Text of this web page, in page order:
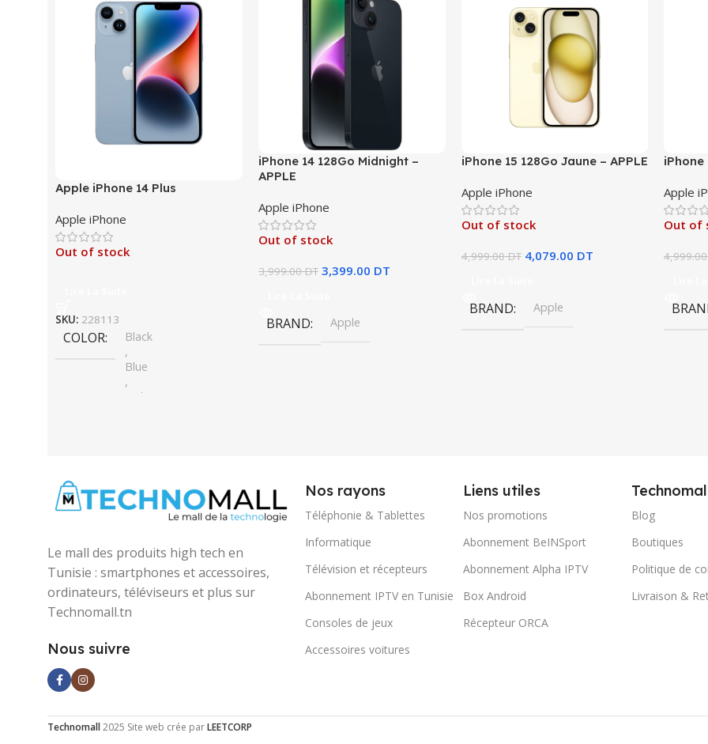
Apple iPhone 14 Plus
Apple iPhone
Out of stock
SKU: 228113
COLOR
Black
,
Blue
,
Pink
iPhone 14 128Go Midnight –
APPLE
Apple iPhone
Out of stock
3,999.00DT 3,399.00 DT
BRAND Apple
iPhone 15 128Go Jaune – APPLE
Apple iPhone
Out of stock
4,999.00DT 4,079.00 DT
BRAND Apple
iPhone
Apple
Out of
4,999.00
Le mall des produits high tech en
Tunisie : smartphones et accessoires,
ordinateurs, téléviseurs et plus sur
Technomall.tn
Nous suivre
Nos rayons
Téléphonie & Tablettes
Informatique
Télévision et récepteurs
Abonnement IPTV en Tunisie
Consoles de jeux
Accessoires voitures
Liens utiles
Nos promotions
Abonnement BeINSport
Abonnement Alpha IPTV
Box Android
Récepteur ORCA
Blog
Boutiques
Politique de
Livraison &
Technomall2025 Site web crée parLEETCORP